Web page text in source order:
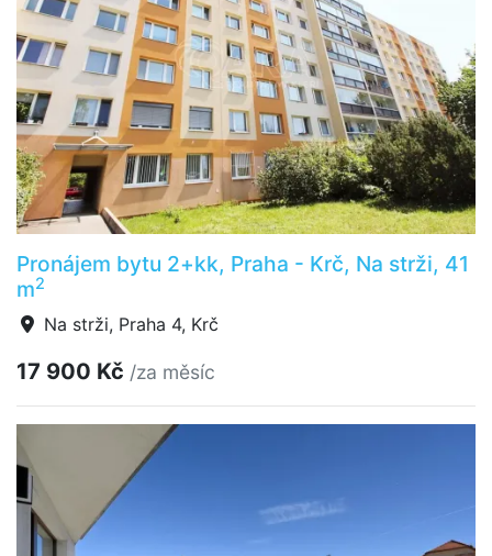
Pronájem bytu 2+kk, Praha - Krč, Na strži, 41
m2
Na strži, Praha 4, Krč
17 900 Kč /za měsíc